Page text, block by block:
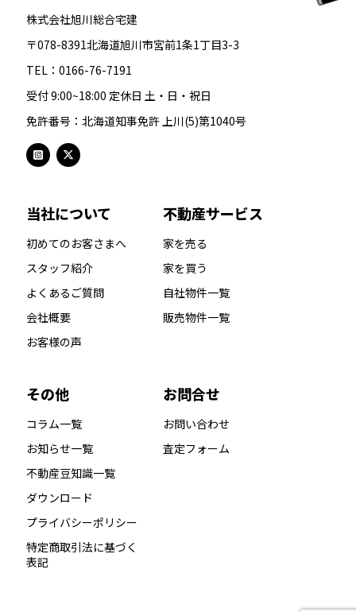
株式会社旭川総合宅建
〒078-8391北海道旭川市宮前1条1丁目3-3
TEL：0166-76-7191
受付 9:00~18:00 定休日 土・日・祝日
免許番号：北海道知事免許 上川(5)第1040号
当社について
初めてのお客さまへ
スタッフ紹介
よくあるご質問
会社概要
お客様の声
不動産サービス
家を売る
家を買う
自社物件一覧
販売物件一覧
その他
コラム一覧
お知らせ一覧
不動産豆知識一覧
ダウンロード
プライバシーポリシー
特定商取引法に基づく
表記
お問合せ
お問い合わせ
査定フォーム